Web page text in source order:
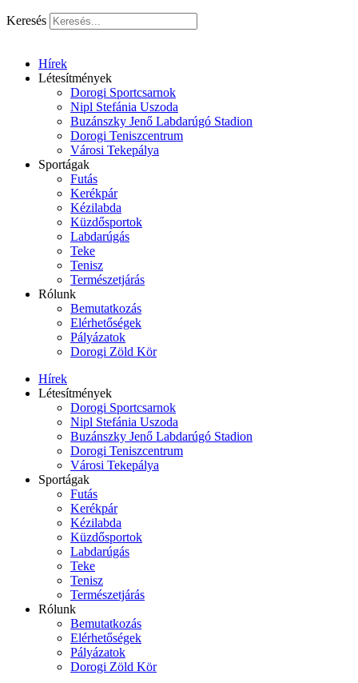
Keresés
Hírek
Létesítmények
Dorogi Sportcsarnok
Nipl Stefánia Uszoda
Buzánszky Jenő Labdarúgó Stadion
Dorogi Teniszcentrum
Városi Tekepálya
Sportágak
Futás
Kerékpár
Kézilabda
Küzdősportok
Labdarúgás
Teke
Tenisz
Természetjárás
Rólunk
Bemutatkozás
Elérhetőségek
Pályázatok
Dorogi Zöld Kör
Hírek
Létesítmények
Dorogi Sportcsarnok
Nipl Stefánia Uszoda
Buzánszky Jenő Labdarúgó Stadion
Dorogi Teniszcentrum
Városi Tekepálya
Sportágak
Futás
Kerékpár
Kézilabda
Küzdősportok
Labdarúgás
Teke
Tenisz
Természetjárás
Rólunk
Bemutatkozás
Elérhetőségek
Pályázatok
Dorogi Zöld Kör